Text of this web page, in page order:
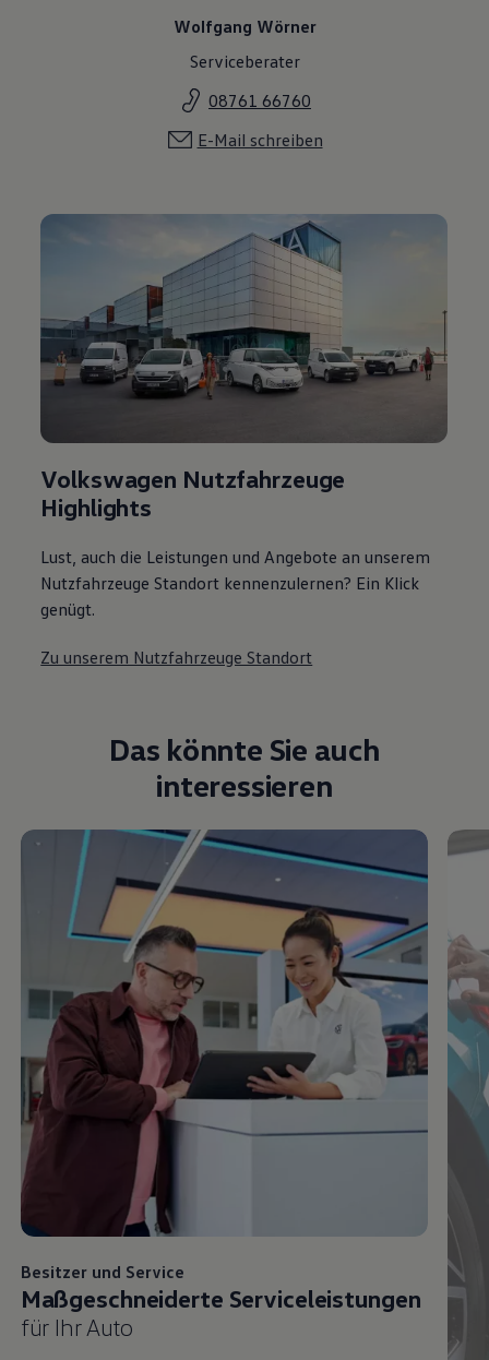
Wolfgang Wörner
Serviceberater
08761 66760
E-Mail schreiben
Volkswagen Nutzfahrzeuge
Highlights
Lust, auch die Leistungen und Angebote an unserem
Nutzfahrzeuge Standort kennenzulernen? Ein Klick
genügt.
Zu unserem Nutzfahrzeuge Standort
Das könnte Sie auch
interessieren
Besitzer und Service
Maßgeschneiderte Serviceleistungen
für Ihr Auto